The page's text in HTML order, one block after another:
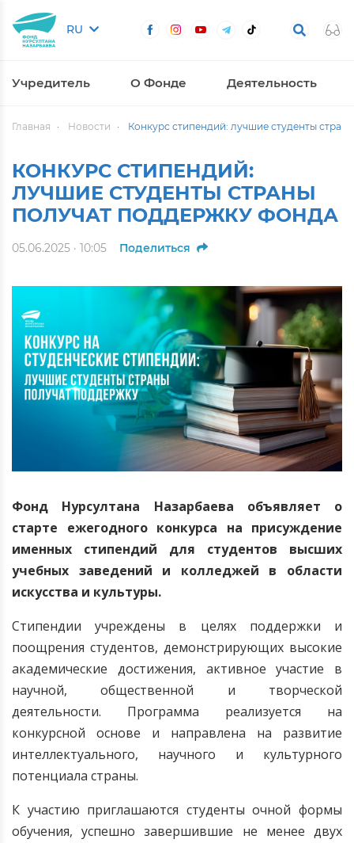
RU
Учредитель О Фонде Деятельность
Главная Новости Конкурс стипендий: лучшие студенты
КОНКУРС СТИПЕНДИЙ:
ЛУЧШИЕ СТУДЕНТЫ СТРАНЫ
ПОЛУЧАТ ПОДДЕРЖКУ ФОНДА
05.06.2025 · 10:05 Поделиться
Фонд Нурсултана Назарбаева объявляет о
старте ежегодного конкурса на присуждение
именных стипендий для студентов высших
учебных заведений и колледжей в области
искусства и культуры.
Стипендии учреждены в целях поддержки и
поощрения студентов, демонстрирующих высокие
академические достижения, активное участие в
научной, общественной и творческой
деятельности. Программа реализуется на
конкурсной основе и направлена на развитие
интеллектуального, научного и культурного
потенциала страны.
К участию приглашаются студенты очной формы
обучения, успешно завершившие не менее двух